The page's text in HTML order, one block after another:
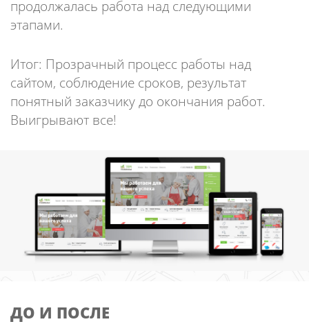
продолжалась работа над следующими
этапами.
Итог: Прозрачный процесс работы над
сайтом, соблюдение сроков, результат
понятный заказчику до окончания работ.
Выигрывают все!
ДО И ПОСЛЕ